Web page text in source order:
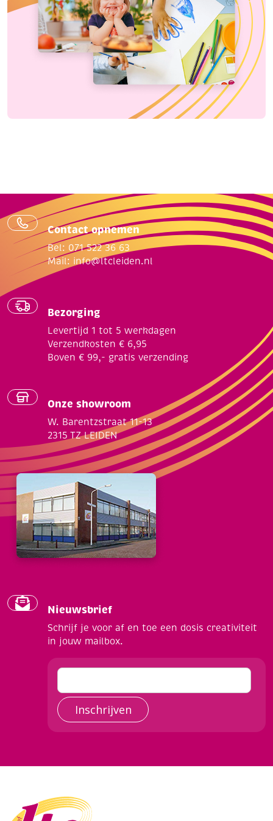
Contact opnemen
Bel: 071 522 36 63
Mail: info@ltcleiden.nl
Bezorging
Levertijd 1 tot 5 werkdagen
Verzendkosten € 6,95
Boven € 99,- gratis verzending
Onze showroom
W. Barentzstraat 11-13
2315 TZ LEIDEN
Nieuwsbrief
Schrijf je voor af en toe een dosis creativiteit
in jouw mailbox.
Inschrijven